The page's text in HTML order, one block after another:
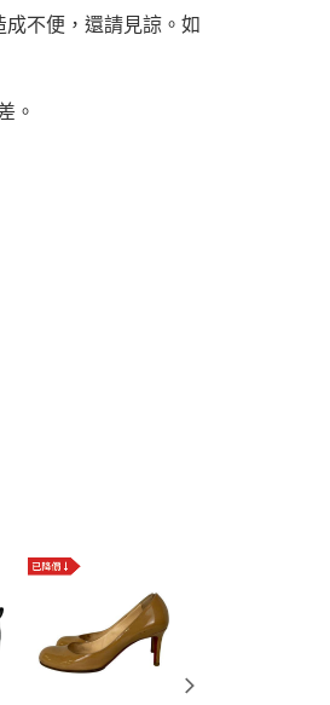
不便，還請見諒。如
。